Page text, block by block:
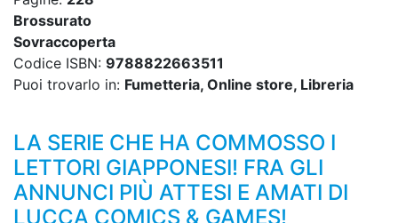
Brossurato
Sovraccoperta
Codice ISBN: 9788822663511
Puoi trovarlo in: Fumetteria, Online store, Libreria
LA SERIE CHE HA COMMOSSO I
LETTORI GIAPPONESI! FRA GLI
ANNUNCI PIÙ ATTESI E AMATI DI
LUCCA COMICS & GAMES!